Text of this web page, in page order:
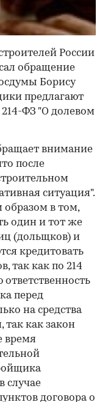
России
обращение
Борису
предлагают
214-ФЗ "О долевом
внимание
после
ситуация".
образом в том,
один и тот же
(дольщков) и
кредитовать
так как по 214
перед
на средства
так как закон
время
случае
договора о